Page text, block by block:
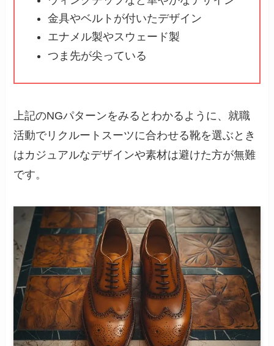
金具やベルトが付いたデザイン
エナメル製やスウェード製
つま先が尖っている
上記のNGパターンをみるとわかるように、就職
活動でリクルートスーツに合わせる靴を選ぶとき
はカジュアルなデザインや素材は避けた方が無難
です。